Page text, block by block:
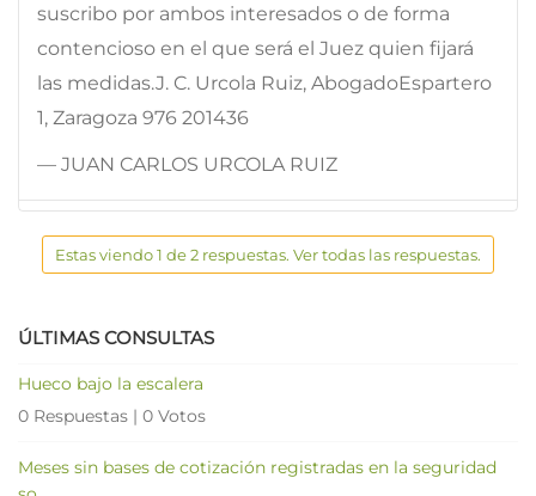
suscribo por ambos interesados o de forma
contencioso en el que será el Juez quien fijará
las medidas.J. C. Urcola Ruiz, AbogadoEspartero
1, Zaragoza 976 201436
— JUAN CARLOS URCOLA RUIZ
Estas viendo 1 de 2 respuestas. Ver todas las respuestas.
ÚLTIMAS CONSULTAS
Hueco bajo la escalera
0 Respuestas | 0 Votos
Meses sin bases de cotización registradas en la seguridad